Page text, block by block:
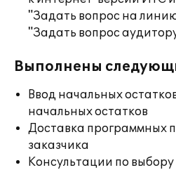
"Задать вопрос на
"Задать вопрос
Выполнены
Ввод начальных
начальных остатков
Доставка программных
заказчика
Консультации по